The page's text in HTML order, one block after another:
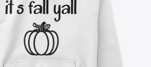
Venda em todo lugar
Venda qualquer coisa